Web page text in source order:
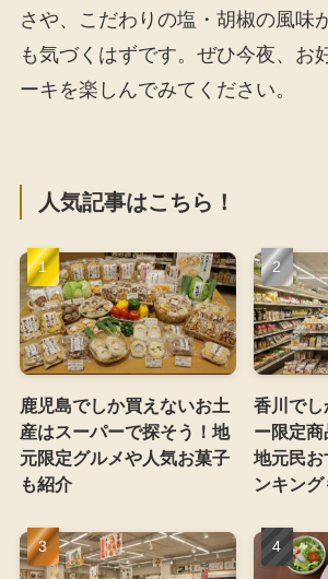
さや、こだわりの塩・胡椒の風味
も気づくはずです。ぜひ今夜、お
ーキを楽しんでみてください。
人気記事はこちら！
鹿児島でしか買えないお土
産はスーパーで探そう！地
元限定グルメや人気お菓子
も紹介
香川で
ー限定商
地元民お
ンキン